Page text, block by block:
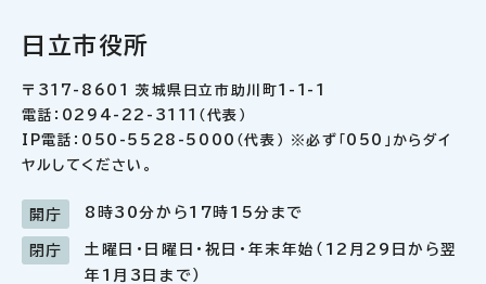
日立市役所
〒317-8601 茨城県日立市助川町1-1-1
電話：0294-22-3111（代表）
IP電話：050-5528-5000（代表） ※必ず「050」からダイ
ヤルしてください。
開庁 8時30分から17時15分まで
閉庁
土曜日・日曜日・祝日・年末年始（12月29日から翌
年1月3日まで）